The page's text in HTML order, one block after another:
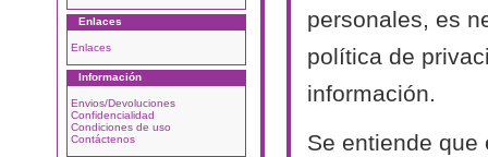
Enlaces
Enlaces
Información
Envios/Devoluciones
Confidencialidad
Condiciones de uso
Contáctenos
personales, es
política de
información.
Se entiende